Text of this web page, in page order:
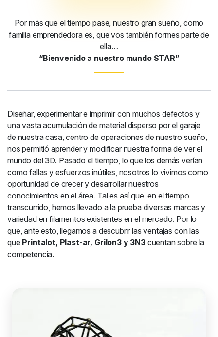
Por más que el tiempo pase, nuestro gran sueño, como
familia emprendedora es, que vos también formes parte de
ella…
“Bienvenido a nuestro mundo STAR”
Diseñar, experimentar e imprimir con muchos defectos y
una vasta acumulación de material disperso por el garaje
de nuestra casa, centro de operaciones de nuestro sueño,
nos permitió aprender y modificar nuestra forma de ver el
mundo del 3D. Pasado el tiempo, lo que los demás verían
como fallas y esfuerzos inútiles, nosotros lo vivimos como
oportunidad de crecer y desarrollar nuestros
conocimientos en el área. Tal es así que, en el tiempo
transcurrido, hemos llevado a la prueba diversas marcas y
variedad en filamentos existentes en el mercado. Por lo
que, ante esto, llegamos a descubrir las ventajas con las
que Printalot, Plast-ar, Grilon3 y 3N3cuentan sobre la
competencia.